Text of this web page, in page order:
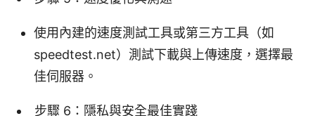
使用內建的速度測試工具或第三方工具（如
speedtest.net）測試下載與上傳速度，選擇最
佳伺服器。
步驟 6：隱私與安全最佳實踐